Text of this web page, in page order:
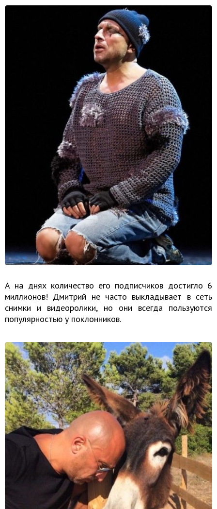
А на днях количество его подписчиков достигло 6
миллионов! Дмитрий не часто выкладывает в сеть
снимки и видеоролики, но они всегда пользуются
популярностью у поклонников.